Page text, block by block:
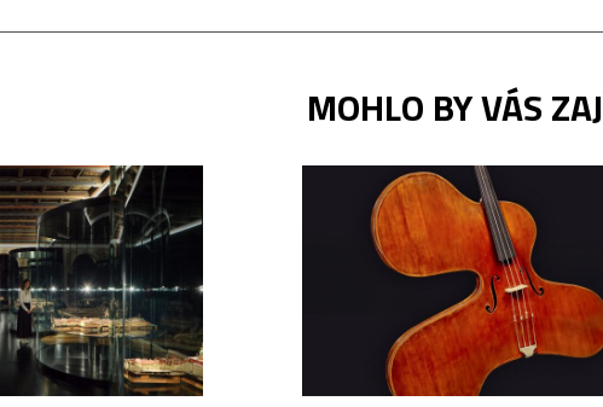
MOHLO BY VÁS